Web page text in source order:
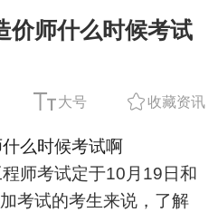
价师什么时候考试
大号 收藏资讯
么时候考试啊
师考试定于10月19日和
考试的考生来说，了解